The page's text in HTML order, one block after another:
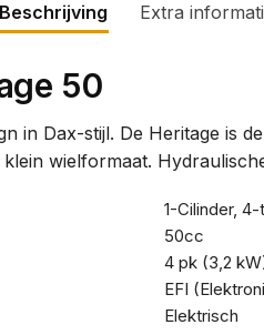
Beschrijving Extra
50
in Dax-stijl. De Heritage is
wielformaat.
1-Cilinder,
50cc
4 pk (3,2
EFI
Elektrisch